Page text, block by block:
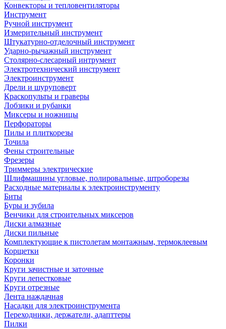
Конвекторы и тепловентиляторы
Инструмент
Ручной инструмент
Измерительный инструмент
Штукатурно-отделочный инструмент
Ударно-рычажный инструмент
Столярно-слесарный интрумент
Электротехнический инструмент
Электроинструмент
Дрели и шуруповерт
Краскопульты и граверы
Лобзики и рубанки
Миксеры и ножницы
Перфораторы
Пилы и плиткорезы
Точила
Фены строительные
Фрезеры
Триммеры электрические
Шлифмашины угловые, полировальные, штроборезы
Расходные материалы к электроинструменту
Биты
Буры и зубила
Венчики для строительных миксеров
Диски алмазные
Диски пильные
Комплектующие к пистолетам монтажным, термоклеевым
Корщетки
Коронки
Круги зачистные и заточные
Круги лепестковые
Круги отрезные
Лента наждачная
Насадки для электроинструмента
Переходники, держатели, адапттеры
Пилки